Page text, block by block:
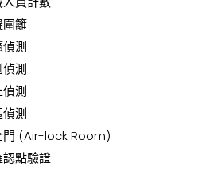
圍籬
測
測
測
測
門 (Air-lock Room)
點驗證